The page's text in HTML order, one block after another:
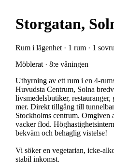
Storgatan,
Rum i lägenhet · 1 rum · 1
Möblerat · 8:e våningen
Uthyrning av ett rum i en 4-
Huvudsta Centrum, Solna
livsmedelsbutiker,
mer. Direkt tillgång till
Stockholms centrum. Omgiven
vacker flod.
bekväm och behaglig vistelse!
Vi söker en vegetarian, icke-
stabil inkomst.